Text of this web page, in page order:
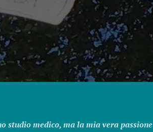
studio medico, ma la mia vera passione